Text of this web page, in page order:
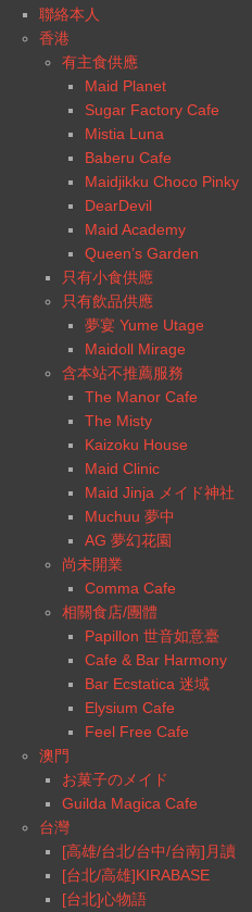
聯絡本人
香港
有主食供應
Maid Planet
Sugar Factory Cafe
Mistia Luna
Baberu Cafe
Maidjikku Choco Pinky
DearDevil
Maid Academy
Queen’s Garden
只有小食供應
只有飲品供應
夢宴 Yume Utage
Maidoll Mirage
含本站不推薦服務
The Manor Cafe
The Misty
Kaizoku House
Maid Clinic
Maid Jinja メイド神社
Muchuu 夢中
AG 夢幻花園
尚未開業
Comma Cafe
相關食店/團體
Papillon 世音如意臺
Cafe & Bar Harmony
Bar Ecstatica 迷域
Elysium Cafe
Feel Free Cafe
澳門
お菓子のメイド
Guilda Magica Cafe
台灣
[高雄/台北/台中/台南]月讀
[台北/高雄]KIRABASE
[台北]心物語